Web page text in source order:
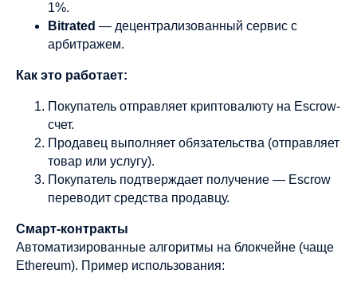
1%.
Bitrated — децентрализованный сервис с
арбитражем.
Как это работает:
Покупатель отправляет криптовалюту на Escrow-
счет.
Продавец выполняет обязательства (отправляет
товар или услугу).
Покупатель подтверждает получение — Escrow
переводит средства продавцу.
Смарт-контракты
Автоматизированные алгоритмы на блокчейне (чаще
Ethereum). Пример использования: